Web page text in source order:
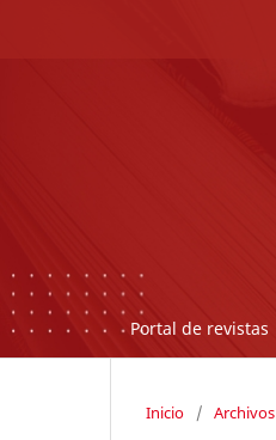
Portal de revistas
Inicio / Archivos